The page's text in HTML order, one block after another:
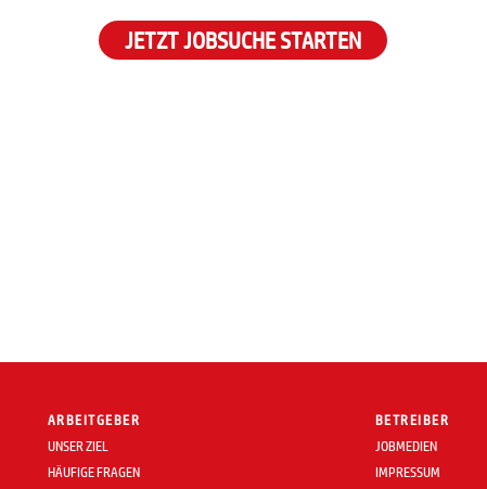
JETZT JOBSUCHE STARTEN
ARBEITGEBER
UNSER ZIEL
HÄUFIGE FRAGEN
BETREIBER
JOBMEDIEN
IMPRESSUM